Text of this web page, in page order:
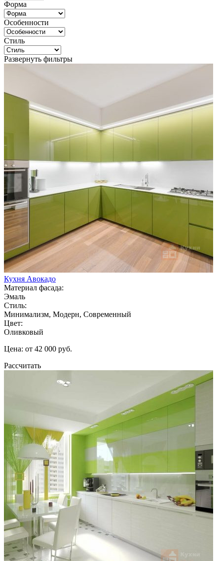
Форма
Особенности
Стиль
Развернуть фильтры
Кухня Авокадо
Материал фасада:
Эмаль
Стиль:
Минимализм, Модерн, Современный
Цвет:
Оливковый
Цена: от 42 000 руб.
Рассчитать